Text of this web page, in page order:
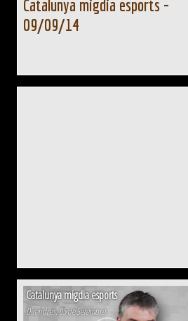
Catalunya migdia esports -
09/09/14
Catalunya migdia esports
Divendres, 05 de Setembre